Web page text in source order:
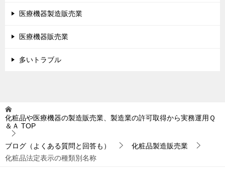
医療機器製造販売業
医療機器販売業
多いトラブル
化粧品や医療機器の製造販売業、製造業の許可取得から実務運用Ｑ
＆Ａ TOP
ブログ（よくある質問と回答も）
化粧品製造販売業
化粧品法定表示の種類別名称